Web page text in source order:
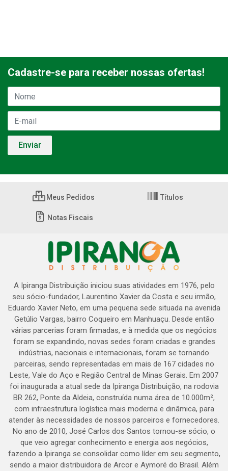
Cadastre-se para receber nossas ofertas!
Meus Pedidos Títulos
Notas Fiscais
A Ipiranga Distribuição iniciou suas atividades em 1976, pelo
seu sócio-fundador, Laurentino Xavier da Costa e seu irmão,
Eduardo Xavier Neto, em uma pequena sede situada na avenida
Getúlio Vargas, bairro Coqueiro em Manhuaçu. Desde então
várias parcerias foram firmadas, e à medida que os negócios
foram se expandindo, novas sedes foram criadas e grandes
indústrias, nacionais e internacionais, foram se tornando
parceiras, sendo representadas em mais de 167 cidades no
Leste, Vale do Aço e Região Central de Minas Gerais. Em 2007
foi inaugurada a atual sede da Ipiranga Distribuição, na rodovia
BR 262, Ponte da Aldeia, construída numa área de 10.000m²,
com infraestrutura logística mais moderna e dinâmica, para
atender às necessidades de nossos parceiros e fornecedores.
No ano de 2010, José Carlos dos Santos tornou-se sócio, o
que veio agregar conhecimento e energia aos negócios,
fazendo a Ipiranga se consolidar como líder em seu segmento,
sendo a maior distribuidora de Arcor e Aymoré do Brasil. Além